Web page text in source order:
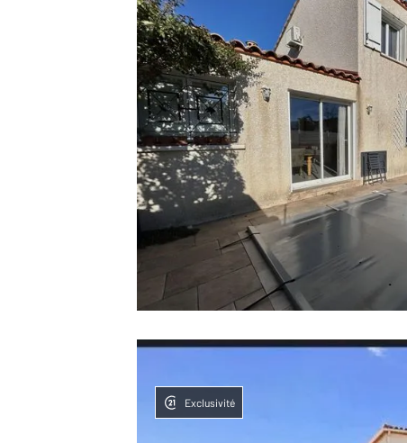
Exclusivité